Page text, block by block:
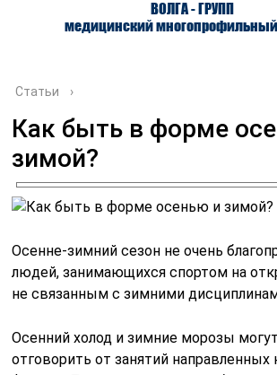
ВОЛГА - ГРУПП
медицинский
О ЦЕНТРЕ
Статьи ›
Как быть в форме
зимой?
Осенне-зимний сезон не очень
людей, занимающихся спортом на
не связанным с зимними
Осенний холод и зимние морозы
отговорить от занятий